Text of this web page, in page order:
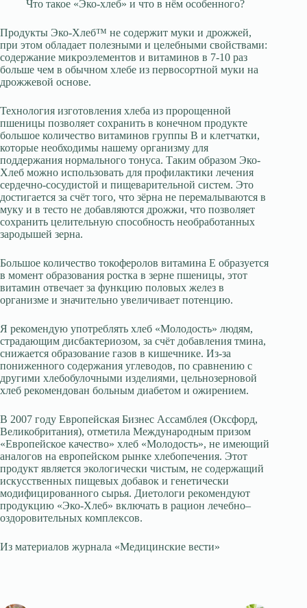
Что такое «Эко-хлеб» и что в нём особенного?
Продукты Эко-Хлеб™ не содержит муки и дрожжей,
при этом обладает полезными и целебными свойствами:
содержание микроэлементов и витаминов в 7-10 раз
больше чем в обычном хлебе из первосортной муки на
дрожжевой основе.
Технология изготовления хлеба из пророщенной
пшеницы позволяет сохранить в конечном продукте
большое количество витаминов группы B и клетчатки,
которые необходимы нашему организму для
поддержания нормального тонуса. Таким образом Эко-
Хлеб можно использовать для профилактики лечения
сердечно-сосудистой и пищеварительной систем. Это
достигается за счёт того, что зёрна не перемалываются в
муку и в тесто не добавляются дрожжи, что позволяет
сохранить целительную способность необработанных
зародышей зерна.
Большое количество токоферолов витамина Е образуется
в момент образования ростка в зерне пшеницы, этот
витамин отвечает за функцию половых желез в
организме и значительно увеличивает потенцию.
Я рекомендую употреблять хлеб «Молодость» людям,
страдающим дисбактериозом, за счёт добавления тмина,
снижается образование газов в кишечнике. Из-за
пониженного содержания углеводов, по сравнению с
другими хлебобулочными изделиями, цельнозерновой
хлеб рекомендован больным диабетом и ожирением.
В 2007 году Европейская Бизнес Ассамблея (Оксфорд,
Великобритания), отметила Международным призом
«Европейское качество» хлеб «Молодость», не имеющий
аналогов на европейском рынке хлебопечения. Этот
продукт является экологически чистым, не содержащий
искусственных пищевых добавок и генетически
модифицированного сырья. Диетологи рекомендуют
продукцию «Эко-Хлеб» включать в рацион лечебно–
оздоровительных комплексов.
Из материалов журнала «Медицинские вести»